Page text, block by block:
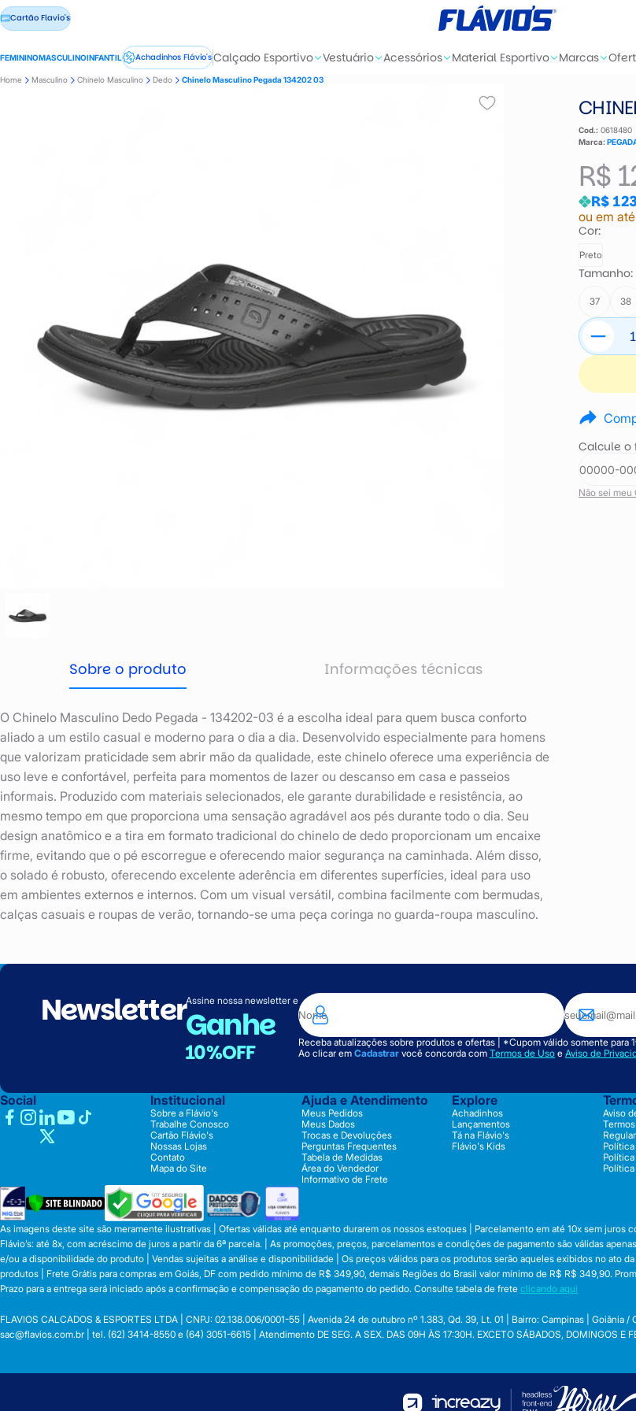
Cartão Flavio's
FEMININOMASCULINOINFANTIL Achadinhos Flávio'sCalçado Esportivo Vestuário Acessórios Material Esportivo Marcas
Home Masculino Chinelo Masculino Dedo Chinelo Masculino Pegada 134202 03
Cod.: 0618480
Marca:
R$
R$
ou em
Cor:
Preto
Tamanho:
37 38
Calcule o
Não sei meu
Sobre o produto Informações técnicas
O Chinelo Masculino Dedo Pegada - 134202-03 é a escolha ideal para quem busca conforto
aliado a um estilo casual e moderno para o dia a dia. Desenvolvido especialmente para homens
que valorizam praticidade sem abrir mão da qualidade, este chinelo oferece uma experiência de
uso leve e confortável, perfeita para momentos de lazer ou descanso em casa e passeios
informais. Produzido com materiais selecionados, ele garante durabilidade e resistência, ao
mesmo tempo em que proporciona uma sensação agradável aos pés durante todo o dia. Seu
design anatômico e a tira em formato tradicional do chinelo de dedo proporcionam um encaixe
firme, evitando que o pé escorregue e oferecendo maior segurança na caminhada. Além disso,
o solado é robusto, oferecendo excelente aderência em diferentes superfícies, ideal para uso
em ambientes externos e internos. Com um visual versátil, combina facilmente com bermudas,
calças casuais e roupas de verão, tornando-se uma peça coringa no guarda-roupa masculino.
NewsletterAssine nossa newsletter e
Ganhe
10%OFF
Receba atualizações sobre produtos e ofertas | *Cupom válido somente para
Ao clicar em Cadastrar você concorda com Termos de Uso e Aviso de
Social Institucional
Sobre a Flávio's
Trabalhe Conosco
Cartão Flávio's
Nossas Lojas
Contato
Mapa do Site
Ajuda e Atendimento
Meus Pedidos
Meus Dados
Trocas e Devoluções
Perguntas Frequentes
Tabela de Medidas
Área do Vendedor
Informativo de Frete
Explore
Achadinhos
Lançamentos
Tá na Flávio's
Flávio's Kids
Aviso
As imagens deste site são meramente ilustrativas | Ofertas válidas até enquanto durarem os nossos estoques | Parcelamento em até 10x sem
Flávio’s: até 8x, com acréscimo de juros a partir da 6ª parcela. | As promoções, preços, parcelamentos e condições de pagamento são válidas
e/ou a disponibilidade do produto | Vendas sujeitas a análise e disponibilidade | Os preços válidos para os produtos serão aqueles exibidos no ato
produtos | Frete Grátis para compras em Goiás, DF com pedido mínimo de R$ 349,90, demais Regiões do Brasil valor mínimo de R$ R$ 349,90.
Prazo para a entrega será iniciado após a confirmação e compensação do pagamento do pedido. Consulte tabela de frete clicando aqui
FLAVIOS CALCADOS & ESPORTES LTDA | CNPJ: 02.138.006/0001-55 | Avenida 24 de outubro nº 1.383, Qd. 39, Lt. 01 | Bairro: Campinas | Goiânia /
sac@flavios.com.br | tel. (62) 3414-8550 e (64) 3051-6615 | Atendimento DE SEG. A SEX. DAS 09H ÀS 17:30H. EXCETO SÁBADOS, DOMINGOS E